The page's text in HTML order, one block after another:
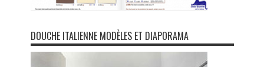
DOUCHE ITALIENNE MODÈLES ET DIAPORAMA